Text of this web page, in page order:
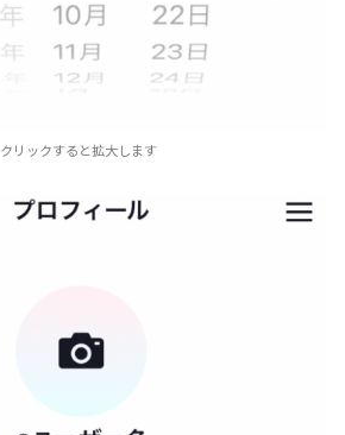
クリックすると拡大します